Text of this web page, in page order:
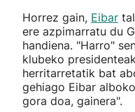
Horrez gain, Eibar
ere azpimarratu du
handiena. "Harro"
klubeko
herritarretatik bat
gehiago Eibar
gora doa, gainera".